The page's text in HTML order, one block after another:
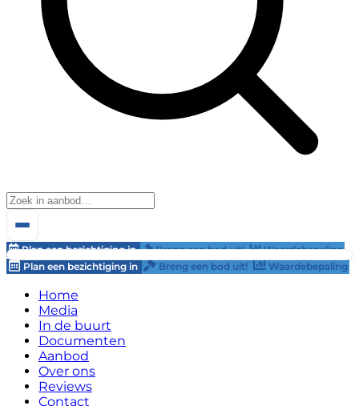
Plan een bezichtiging in Breng een bod uit!
Waardebepaling
Plan een bezichtiging in
Breng een bod uit! Waardebepaling
Home
Media
In de buurt
Documenten
Aanbod
Over ons
Reviews
Contact